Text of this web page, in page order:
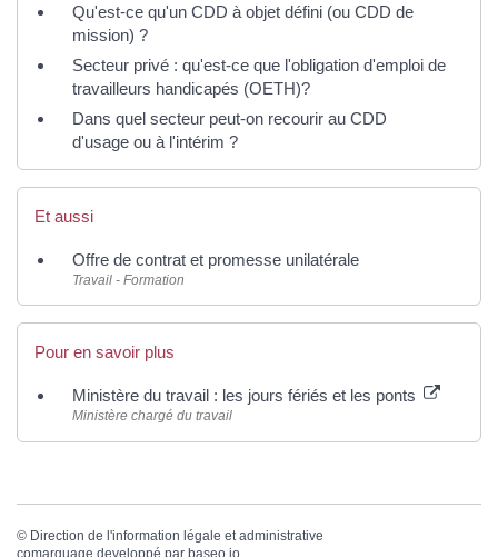
Qu'est-ce qu'un CDD à objet défini (ou CDD de
mission) ?
Secteur privé : qu'est-ce que l'obligation d'emploi de
travailleurs handicapés (OETH)?
Dans quel secteur peut-on recourir au CDD
d'usage ou à l'intérim ?
Et aussi
Offre de contrat et promesse unilatérale
Travail - Formation
Pour en savoir plus
Ministère du travail : les jours fériés et les ponts
Ministère chargé du travail
© Direction de l'information légale et administrative
comarquage developpé par baseo.io